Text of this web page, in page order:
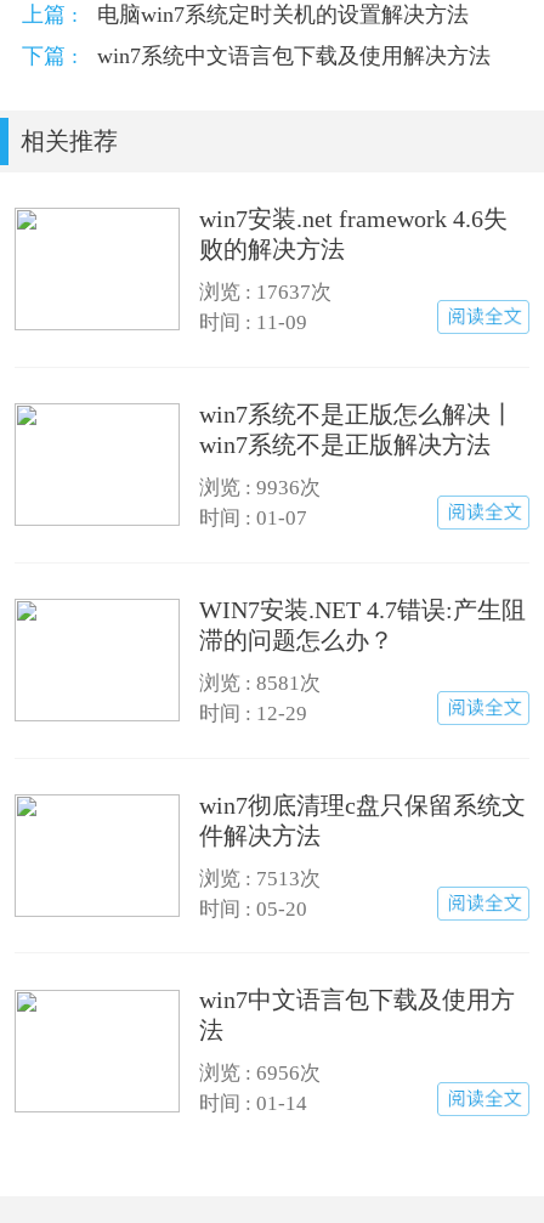
上篇 :
电脑win7系统定时关机的设置解决方法
下篇 :
win7系统中文语言包下载及使用解决方法
相关推荐
win7安装.net framework 4.6失
败的解决方法
浏览 : 17637次
时间 : 11-09
win7系统不是正版怎么解决丨
win7系统不是正版解决方法
浏览 :9936次
时间 : 01-07
WIN7安装.NET 4.7错误:产生阻
滞的问题怎么办？
浏览 :8581次
时间 : 12-29
win7彻底清理c盘只保留系统文
件解决方法
浏览 : 7513次
时间 : 05-20
win7中文语言包下载及使用方
法
浏览 :6956次
时间 : 01-14